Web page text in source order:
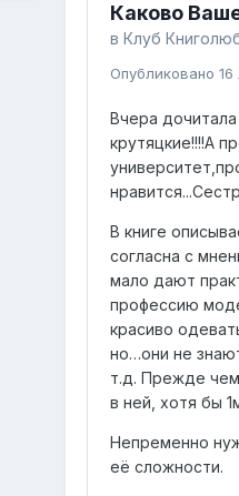
Каково
в Клуб
Опубликовано 16
Вчера
крутяцкие!!!!А
В книге
согласна с
мало дают
профессию
красиво
но…они не
т.д. Прежде
в ней, хотя бы
Непременно
её сложности.